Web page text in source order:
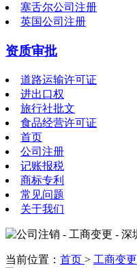
塞舌尔公司注册
英国公司注册
资质审批
道路运输许可证
进出口权
旅行社批文
食品经营许可证
首页
公司注册
记账报税
商标专利
常见问题
关于我们
当前位置： 首页 > 工商变更